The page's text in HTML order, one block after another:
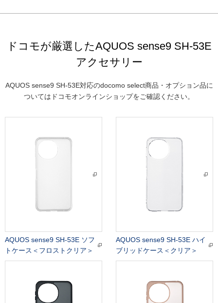
ドコモが厳選したAQUOS sense9 SH-53E
アクセサリー
AQUOS sense9 SH-53E対応のdocomo select商品・オプション品に
ついてはドコモオンラインショップをご確認ください。
AQUOS sense9 SH-53E ソフ
トケース＜フロストクリア＞
AQUOS sense9 SH-53E ハイ
ブリッドケース＜クリア＞